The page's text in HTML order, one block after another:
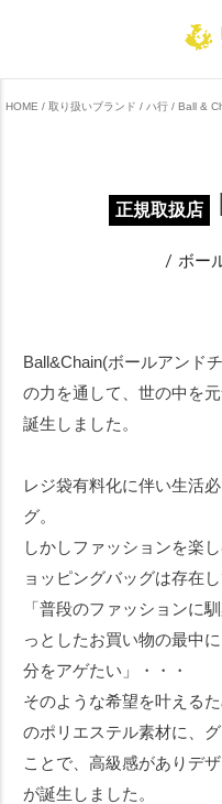
HOME 取り扱いブランド ハ行 Ball &
正規取扱店
ボー
Ball&Chain(ボールアンド
の力を通して、世の中を
誕生しました。
レジ袋有料化に伴い生活
グ。
しかしファッションを楽
ョッピングバッグは存在
「普段のファッションに
っとしたお買い物の最中
分をアゲたい」・・・
そのような希望を叶える
のポリエステル素材に、
ことで、高級感がありデ
が誕生しました。